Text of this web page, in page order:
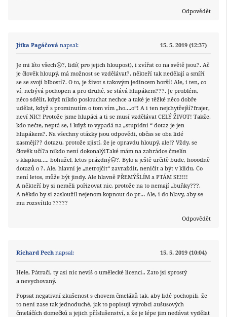
Odpovědět
Jitka Pagáčová napsal: 15. 5. 2019 (12:37)
Je mi líto všech☹?, lidí( pro jejich hloupost), i zvířat co na světě jsou?. Ač
je člověk hloupý, má možnost se vzdělávat?, někteří tak nedělají a smíří
se se svojí blbostí?. O to, je život s takovým jedincem horší! Ale, i ten, co
ví, nebývá pochopen a pro druhé, se stává hlupákem???. Je problém,
něco sdělit, když nikdo poslouchat nechce a také je těžké něco dobře
udělat, když s prominutím o tom vím „ho….o“! A i ten nejchytřejší?frajer,
neví NIC! Protože jsme hlupáci a ti se musí vzdělávat CELÝ ŽIVOT! Takže,
kdo nečte, neptá se, i když to vypadá na „stupidní “ dotaz je jen
hlupákem?. Na všechny otázky jsou odpovědi, občas se oba lidé
zasmějí?? dotazu, protože zjistí, že je opravdu hloupý, ale!? Vždy, se
člověk učí?a nikdo není dokonalý!Také mám na zahrádce čmelín
s klapkou….. bohužel, letos prázdný☹?. Bylo a ještě určitě bude, hooodně
dotazů o ?. Ale, hlavní je „netrojčit“ zavraždit, neničit a být v klidu. Co
není letos, může být jindy. Ale hlavně PŘEMÝŠLÍM a PTÁM SE!!!!
A někteří by si neměli pořizovat nic, protože na to nemají „buňky???.
A někdo by si zasloužil nejenom kopnout do pr… Ale, i do hlavy, aby se
mu rozsvítilo ?????
Odpovědět
Richard Pech napsal: 15. 5. 2019 (10:04)
Hele, Pátrači, ty asi nic nevíš o umělecké licenci.. Zato jsi sprostý
a nevychovaný.
Popsat negativní zkušenost s chovem čmeláků tak, aby lidé pochopili, že
to není zase tak jednoduché, jak to popisují výrobci aušusových
čmeláčích domečků a jejich příslušenství, a že je lépe jim nedávat vydělat